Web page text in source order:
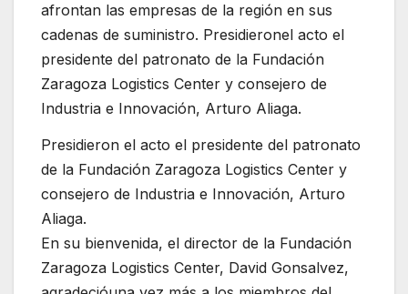
afrontan las empresas de la región en sus
cadenas de suministro. Presidieronel acto el
presidente del patronato de la Fundación
Zaragoza Logistics Center y consejero de
Industria e Innovación, Arturo Aliaga.
Presidieron el acto el presidente del patronato
de la Fundación Zaragoza Logistics Center y
consejero de Industria e Innovación, Arturo
Aliaga.
En su bienvenida, el director de la Fundación
Zaragoza Logistics Center, David Gonsalvez,